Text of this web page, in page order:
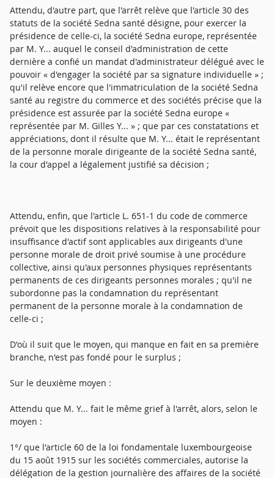
Attendu, d'autre part, que l'arrêt relève que l'article 30 des
statuts de la société Sedna santé désigne, pour exercer la
présidence de celle-ci, la société Sedna europe, représentée
par M. Y... auquel le conseil d'administration de cette
dernière a confié un mandat d'administrateur délégué avec le
pouvoir « d'engager la société par sa signature individuelle » ;
qu'il relève encore que l'immatriculation de la société Sedna
santé au registre du commerce et des sociétés précise que la
présidence est assurée par la société Sedna europe «
représentée par M. Gilles Y... » ; que par ces constatations et
appréciations, dont il résulte que M. Y... était le représentant
de la personne morale dirigeante de la société Sedna santé,
la cour d'appel a légalement justifié sa décision ;
Attendu, enfin, que l'article L. 651-1 du code de commerce
prévoit que les dispositions relatives à la responsabilité pour
insuffisance d'actif sont applicables aux dirigeants d'une
personne morale de droit privé soumise à une procédure
collective, ainsi qu'aux personnes physiques représentants
permanents de ces dirigeants personnes morales ; qu'il ne
subordonne pas la condamnation du représentant
permanent de la personne morale à la condamnation de
celle-ci ;
D'où il suit que le moyen, qui manque en fait en sa première
branche, n'est pas fondé pour le surplus ;
Sur le deuxième moyen :
Attendu que M. Y... fait le même grief à l'arrêt, alors, selon le
moyen :
1°/ que l'article 60 de la loi fondamentale luxembourgeoise
du 15 août 1915 sur les sociétés commerciales, autorise la
délégation de la gestion journalière des affaires de la société